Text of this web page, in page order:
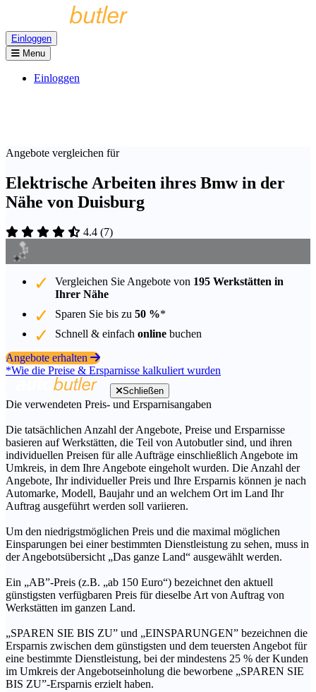
Einloggen
Menu
Einloggen
Angebote vergleichen für
Elektrische Arbeiten ihres Bmw in der
Nähe von Duisburg
4.4 (7)
Vergleichen Sie Angebote von 195 Werkstätten in
Ihrer Nähe
Sparen Sie bis zu 50 %*
Schnell & einfach online buchen
Angebote erhalten
*Wie die Preise & Ersparnisse kalkuliert wurden
Schließen
Die verwendeten Preis- und Ersparnisangaben
Die tatsächlichen Anzahl der Angebote, Preise und Ersparnisse
basieren auf Werkstätten, die Teil von Autobutler sind, und ihren
individuellen Preisen für alle Aufträge einschließlich Angebote im
Umkreis, in dem Ihre Angebote eingeholt wurden. Die Anzahl der
Angebote, Ihr individueller Preis und Ihre Ersparnis können je nach
Automarke, Modell, Baujahr und an welchem Ort im Land Ihr
Auftrag ausgeführt werden soll variieren.
Um den niedrigstmöglichen Preis und die maximal möglichen
Einsparungen bei einer bestimmten Dienstleistung zu sehen, muss in
der Angebotsübersicht „Das ganze Land“ ausgewählt werden.
Ein „AB”-Preis (z.B. „ab 150 Euro“) bezeichnet den aktuell
günstigsten verfügbaren Preis für dieselbe Art von Auftrag von
Werkstätten im ganzen Land.
„SPAREN SIE BIS ZU” und „EINSPARUNGEN” bezeichnen die
Ersparnis zwischen dem günstigsten und dem teuersten Angebot für
eine bestimmte Dienstleistung, bei der mindestens 25 % der Kunden
im Umkreis der Angebotseinholung die beworbene „SPAREN SIE
BIS ZU”-Ersparnis erzielt haben.